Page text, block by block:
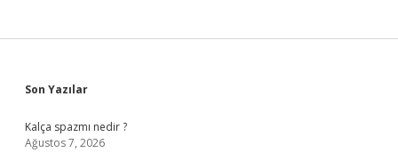
Sidebar
Son Yazılar
Kalça spazmı nedir ?
Ağustos 7, 2026